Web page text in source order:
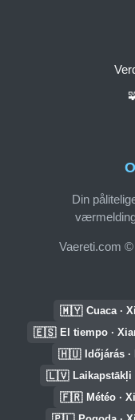
Din
Vaereti.com ©
🇲🇾 Cuaca ·
🇪🇸 El tiempo ·
🇭🇺 Időjárás
🇱🇻 Laikapstākļi
🇫🇷 Météo ·